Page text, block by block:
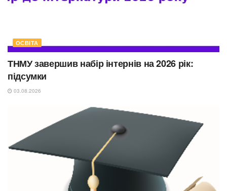
ОСВІТА
ТНМУ завершив набір інтернів на 2026 рік:
підсумки
03.08.2026